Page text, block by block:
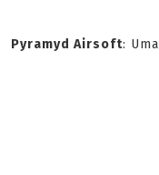
Pyramyd Airsoft: